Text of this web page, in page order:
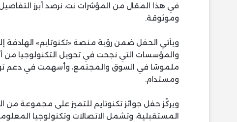
في هذا المقال من المؤشرات نت، نرصد أبرز
وموثوقة.
ويأتي الحفل ضمن رؤية منصة «تكنوتايم» الهادفة
والمؤسسات التي نجحت في تحويل التكنولوجيا من
ملموسًا في السوق والمجتمع، وأسهمت في دعم
ومستدام.
ويركّز حفل جوائز تكنوتايم للتميز على مجموعة من
المستقبلية، وتشمل الاتصالات وتكنولوجيا